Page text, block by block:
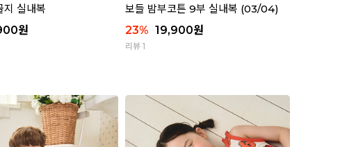
지 실내복
원
보들 밤부코튼 9부 실내복 (03/04)
23% 19,900원
리뷰 1